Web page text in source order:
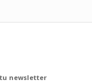
newsletter